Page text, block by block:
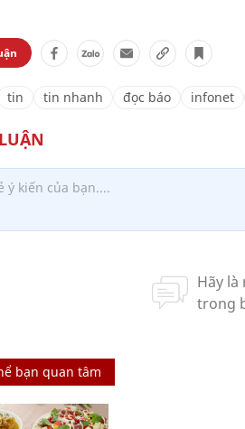
tin tin nhanh đọc báo infonet
bạn quan tâm